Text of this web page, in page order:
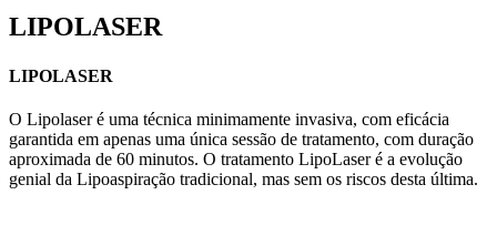
LIPOLASER
LIPOLASER
O Lipolaser é uma técnica minimamente invasiva, com eficácia
garantida em apenas uma única sessão de tratamento, com duração
aproximada de 60 minutos. O tratamento LipoLaser é a evolução
genial da Lipoaspiração tradicional, mas sem os riscos desta última.